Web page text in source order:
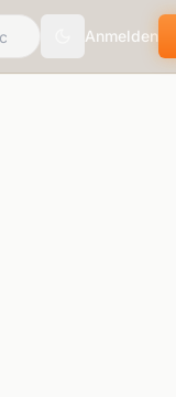
Toggle theme
Anmelden